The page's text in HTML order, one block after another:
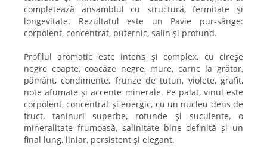
completează ansamblul cu structură, fermitate și
longevitate. Rezultatul este un Pavie pur-sânge:
corpolent, concentrat, puternic, salin și profund.
Profilul aromatic este intens și complex, cu cireșe
negre coapte, coacăze negre, mure, carne la grătar,
pământ, condimente, frunze de tutun, violete, grafit,
note afumate și accente minerale. Pe palat, vinul este
corpolent, concentrat și energic, cu un nucleu dens de
fruct, taninuri superbe, rotunde și suculente, o
mineralitate frumoasă, salinitate bine definită și un
final lung, liniar, persistent și elegant.